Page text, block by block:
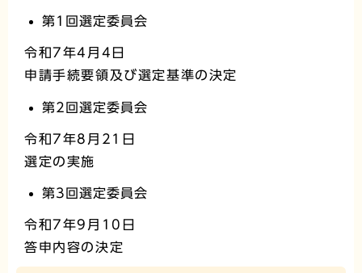
第1回選定委員会
令和7年4月4日
申請手続要領及び選定基準の決定
第2回選定委員会
令和7年8月21日
選定の実施
第3回選定委員会
令和7年9月10日
答申内容の決定